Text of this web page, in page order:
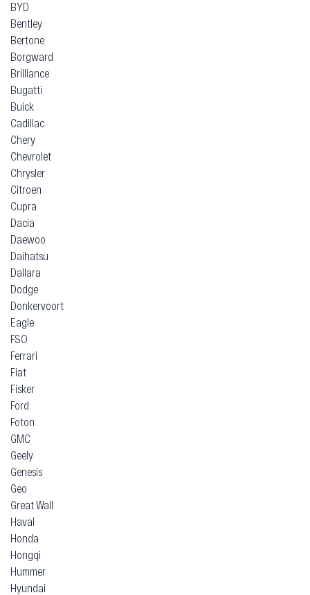
BYD
Bentley
Bertone
Borgward
Brilliance
Bugatti
Buick
Cadillac
Chery
Chevrolet
Chrysler
Citroen
Cupra
Dacia
Daewoo
Daihatsu
Dallara
Dodge
Donkervoort
Eagle
FSO
Ferrari
Fiat
Fisker
Ford
Foton
GMC
Geely
Genesis
Geo
Great Wall
Haval
Honda
Hongqi
Hummer
Hyundai